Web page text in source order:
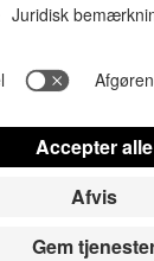
us today
Kontakt